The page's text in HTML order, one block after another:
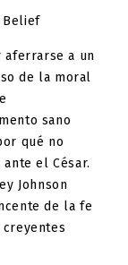
Belief
aferrarse a un
de la moral
sano
qué no
el César.
Johnson
de la fe